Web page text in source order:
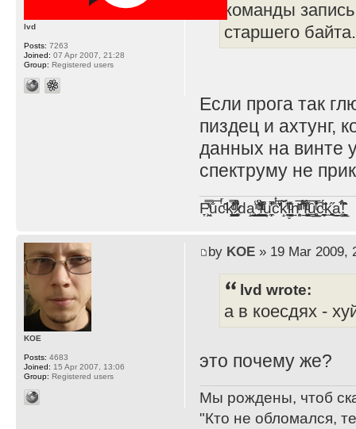
команды
старшего байта.
Если прога так
пиздец и ахтунг,
данных на винте
спектруму не
F̞͖̭̿̔ͯu̐̅cͬ̑ͩk̨̤̳͇̮̭̪̠̽̿̓̆ͭͩ ̷̩̰͎̩͓̘̾̀ͬ̊ͭ͛ͅda̝̺͙̬͎̝̾͟ ̰̜̝̯͉̯̖̓̎́ͨ̽ͫ͟f̟͇̭̀ͬͨͭ̐̚u̹̼̹̗̞͑̔͂͐̚cͭ̅̊̆̒̆ǩ̝̩̯́ͥ̔̍̑ḭ͓͍̳̬ͦ̽͂n͍͎͈̈̅ͩͬ ̊ͫ̂̾̑̈́f̲͚͉͓͗̋́ͧͦ̅ȗ͇̲̻͈̲̅̎͗͒ͭ͡c̬̟̠̹̯̈́ͩ͘ͅk̫̠̻̋͜a̲͒̾̇!͙͕̺͉̗̩̲̂̏̄̀
lvd
Posts: 7263
Joined: 07 Apr 2007, 21:28
Group: Registered users
by KOE» 19 Mar 2009,
lvd wrote:
а в коесдях -
это почему же?
Мы рождены, чтоб
"Кто не обломался,
KOE
Posts: 4683
Joined: 15 Apr 2007, 13:06
Group: Registered users